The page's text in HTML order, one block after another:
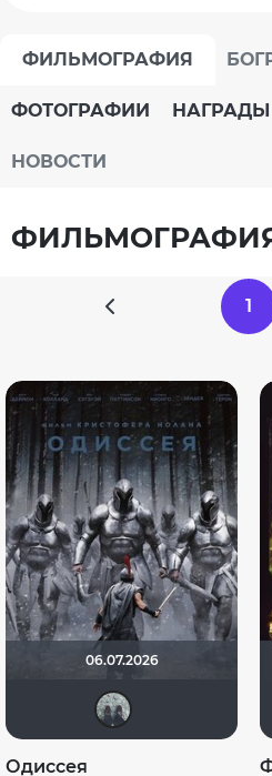
ФИЛЬМОГРАФИЯ
ФОТОГРАФИИ
НОВОСТИ
1
06.07.2026
Одиссея